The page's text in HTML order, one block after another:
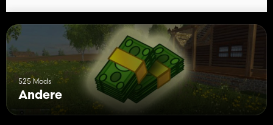
525 Mods
Andere